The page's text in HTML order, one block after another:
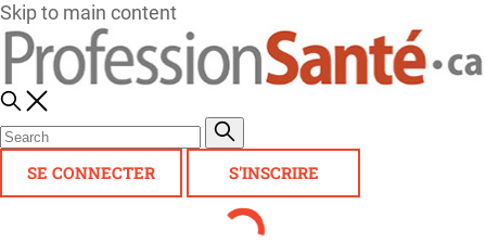
Skip to main content
SE CONNECTER S'INSCRIRE